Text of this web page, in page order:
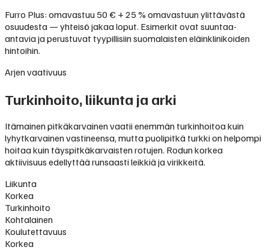
Furro Plus: omavastuu 50 € + 25 % omavastuun ylittävästä
osuudesta — yhteisö jakaa loput. Esimerkit ovat suuntaa-
antavia ja perustuvat tyypillisiin suomalaisten eläinklinikoiden
hintoihin.
Arjen vaativuus
Turkinhoito, liikunta ja arki
Itämainen pitkäkarvainen vaatii enemmän turkinhoitoa kuin
lyhytkarvainen vastineensa, mutta puolipitkä turkki on helpompi
hoitaa kuin täyspitkäkarvaisten rotujen. Rodun korkea
aktiivisuus edellyttää runsaasti leikkiä ja virikkeitä.
Liikunta
Korkea
Turkinhoito
Kohtalainen
Koulutettavuus
Korkea